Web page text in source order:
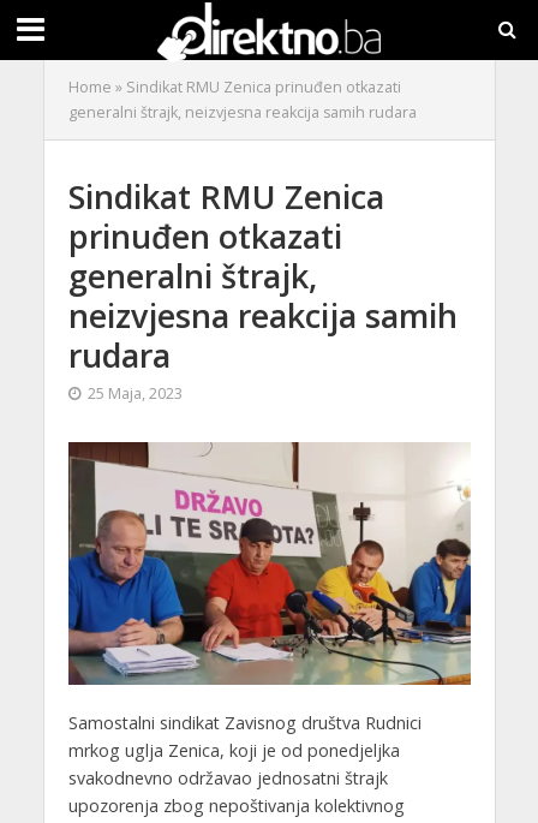
Home » Sindikat RMU Zenica prinuđen otkazati
generalni štrajk, neizvjesna reakcija samih rudara
Sindikat RMU Zenica
prinuđen otkazati
generalni štrajk,
neizvjesna reakcija samih
rudara
25 Maja, 2023
Samostalni sindikat Zavisnog društva Rudnici
mrkog uglja Zenica, koji je od ponedjeljka
svakodnevno održavao jednosatni štrajk
upozorenja zbog nepoštivanja kolektivnog